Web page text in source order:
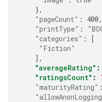
},
"pageCount" : 400,
"printType" :
"categories" :
[
"Fiction"
],
"averageRating" :
"ratingsCount" :
"maturityRating" :